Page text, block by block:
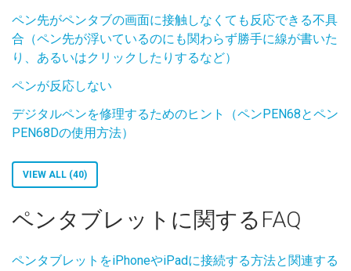
ペン先がペンタブの画面に接触しなくても反応できる不具
合（ペン先が浮いているのにも関わらず勝手に線が書いた
り、あるいはクリックしたりするなど）
ペンが反応しない
デジタルペンを修理するためのヒント（ペンPEN68とペン
PEN68Dの使用方法）
VIEW ALL (40)
ペンタブレットに関するFAQ
ペンタブレットをiPhoneやiPadに接続する方法と関連する